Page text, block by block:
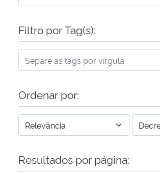
Filtro por Tag(s):
Ordenar por:
Resultados por página: